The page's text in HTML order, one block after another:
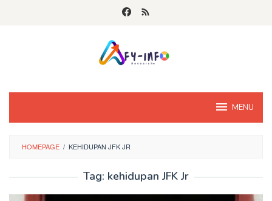
MENU
HOMEPAGE / KEHIDUPAN JFK JR
Tag: kehidupan JFK Jr